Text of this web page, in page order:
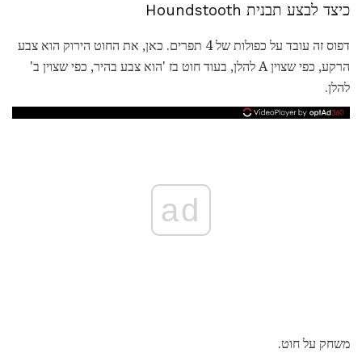
כיצד לבצע תבנית Houndstooth
דפוס זה עובד על כפולות של 4 תפרים. כאן, את החוט הירוק הוא צבע
הרקע, כפי שצוין A להלן, בעוד חוט בז 'הוא צבע בהיר, כפי שצוין ב'
להלן.
ad
משחק על חוט.